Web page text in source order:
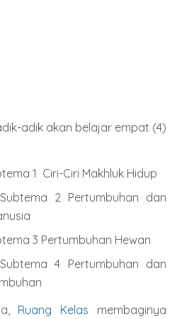
adik akan belajar empat (4)
1 Ciri-Ciri Makhluk Hidup
2 Pertumbuhan dan
3 Pertumbuhan Hewan
4 Pertumbuhan dan
Ruang Kelas membaginya